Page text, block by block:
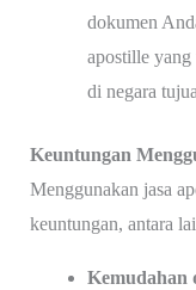
dokumen
apostille
di negara
Keuntungan
Menggunakan jasa
keuntungan, antara
Kemudahan